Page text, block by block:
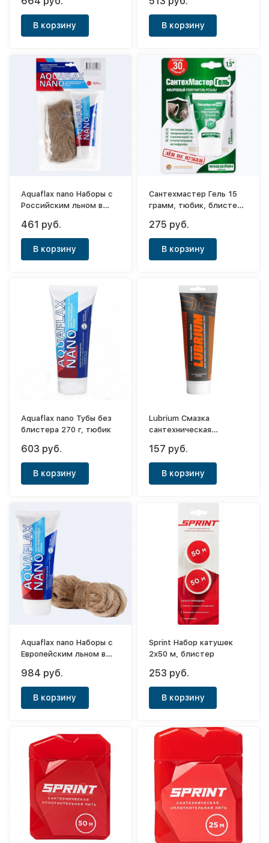
В корзину
г лён
В корзину
Aquaflax nano Наборы с
Российским льном в
г лён
461 руб.
В корзину
Сантехмастер Гель 15
грамм, тюбик, блистер
275 руб.
В корзину
Aquaflax nano Тубы без
блистера 270 г, тюбик
603 руб.
В корзину
Lubrium Смазка
сантехническая
тюбик с еврослотом
157 руб.
В корзину
Aquaflax nano Наборы с
Европейским льном в
40 г лён
984 руб.
В корзину
Sprint Набор катушек
2х50 м, блистер
253 руб.
В корзину